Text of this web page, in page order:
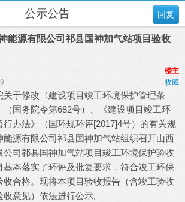
回复
公示公告
能源有限公司祁县国神加气站项目验收
楼主
收藏
关于修改〈建设项目竣工环境保护管理条
（国务院令第682号）、《建设项目竣工环
行办法》（国环规环评[2017]4号）的有关规
能源有限公司祁县国神加气站组织召开山西
公司祁县国神加气站项目竣工环境保护验收
基本落实了环评及批复要求，符合竣工环保
收合格。现将本项目验收报告（含竣工验收
意见）依法进行公示。